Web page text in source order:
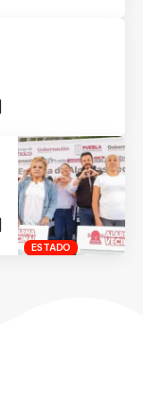
ESTADO